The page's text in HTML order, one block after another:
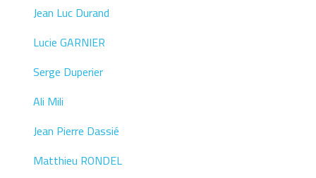
Jean Luc Durand
Lucie GARNIER
Serge Duperier
Ali Mili
Jean Pierre Dassié
Matthieu RONDEL